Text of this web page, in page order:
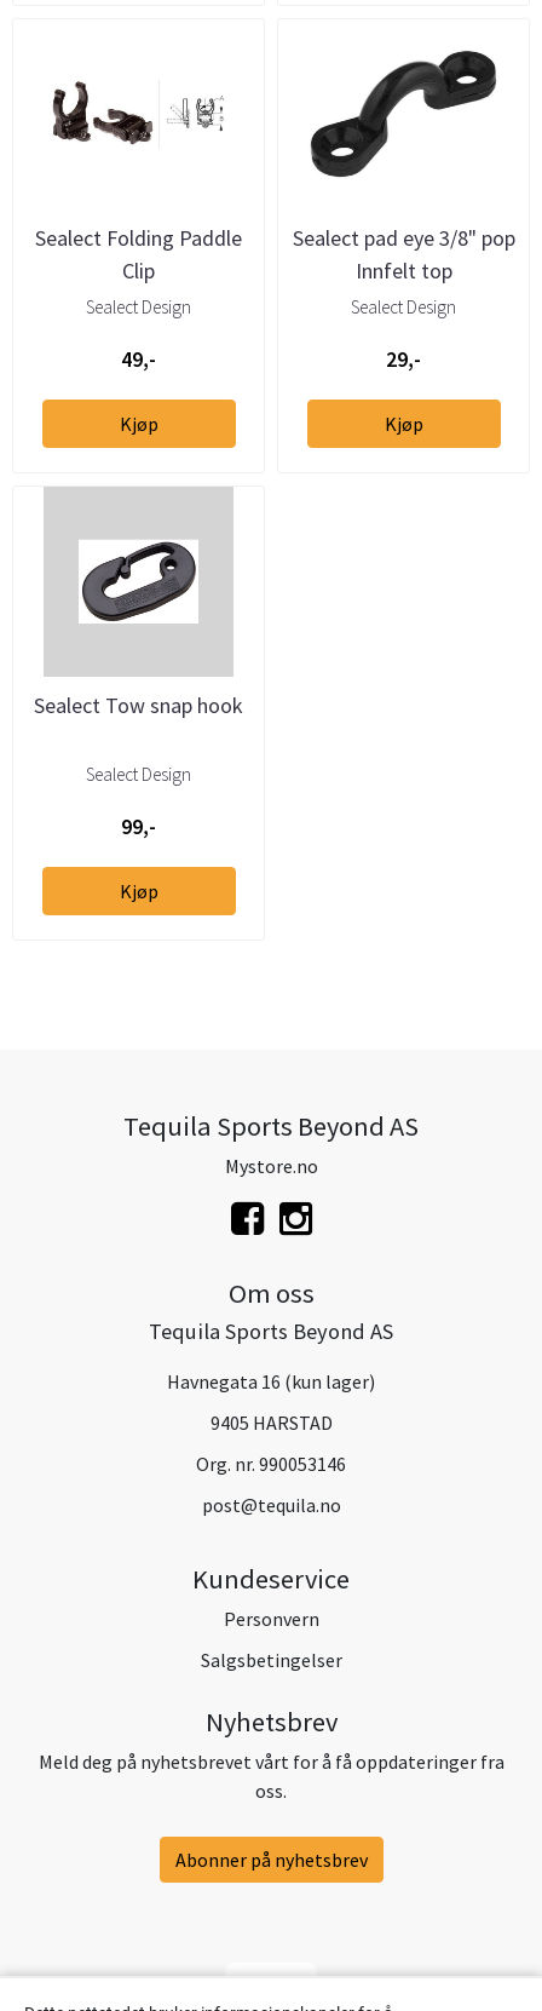
Sealect Folding Paddle
Clip
Sealect Design
49,-
Kjøp
Sealect pad eye 3/8" pop
Innfelt top
Sealect Design
29,-
Kjøp
Sealect Tow snap hook
Sealect Design
99,-
Kjøp
Tequila Sports Beyond AS
Mystore.no
Om oss
Tequila Sports Beyond AS
Havnegata 16 (kun lager)
9405 HARSTAD
Org. nr. 990053146
post@tequila.no
Kundeservice
Personvern
Salgsbetingelser
Nyhetsbrev
Meld deg på nyhetsbrevet vårt for å få oppdateringer fra
oss.
Abonner på nyhetsbrev